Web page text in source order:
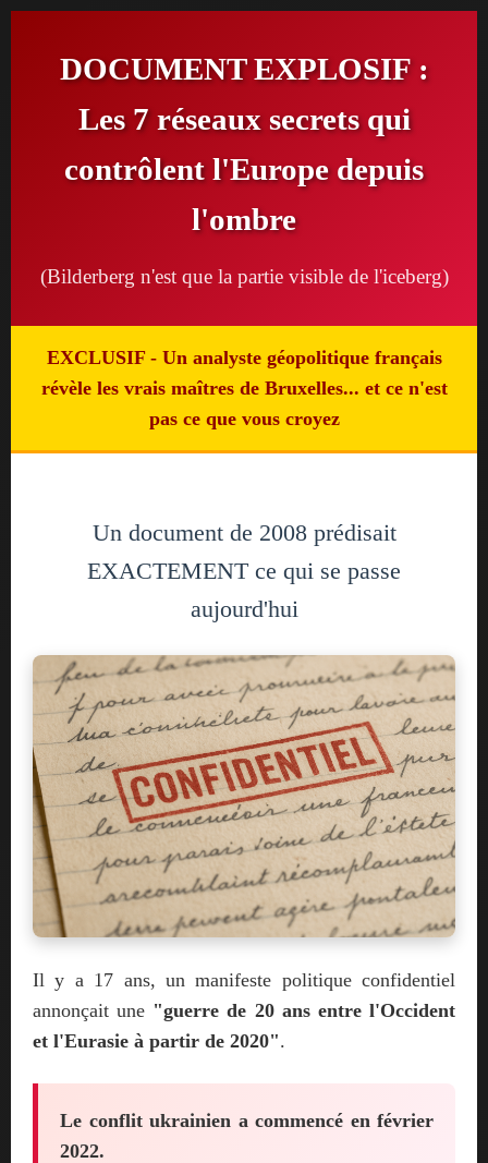
DOCUMENT EXPLOSIF :
Les 7 réseaux secrets qui
contrôlent l'Europe depuis
l'ombre
(Bilderberg n'est que la partie visible de l'iceberg)
EXCLUSIF- Un analyste géopolitique français
révèle les vrais maîtres de Bruxelles... et ce n'est
pas ce que vous croyez
Un document de 2008 prédisait
EXACTEMENT ce qui se passe
aujourd'hui
Il y a 17 ans, un manifeste politique confidentiel
annonçait une "guerre de 20 ans entre l'Occident
et l'Eurasie à partir de 2020".
Le conflit ukrainien a commencé en février
2022.